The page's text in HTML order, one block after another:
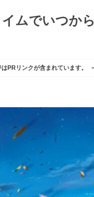
ムでいつから
PRリンクが含まれています。